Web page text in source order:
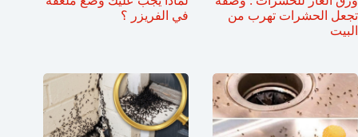
تجعل الحشرات تهرب من
البيت
في الفريزر ؟